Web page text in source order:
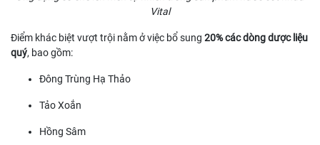
Vital
Điểm khác biệt vượt trội nằm ở việc bổ sung 20% các dòng dược liệu
quý, bao gồm:
Đông Trùng Hạ Thảo
Tảo Xoắn
Hồng Sâm